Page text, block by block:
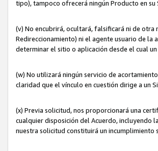
tipo), tampoco ofrecerá ningún Producto en
(v) No encubrirá, ocultará, falsificará ni de otra
Redireccionamiento) ni el agente usuario de
determinar el sitio o aplicación desde el cual
(w) No utilizará ningún servicio de
claridad que el vínculo en cuestión dirige a un
(x) Previa solicitud, nos proporcionará una
cualquier disposición del Acuerdo, incluyendo
nuestra solicitud constituirá un incumplimiento